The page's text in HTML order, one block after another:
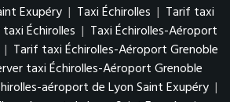
Exupéry | Taxi Échirolles | Tarif taxi
Échirolles | Taxi Échirolles-Aéroport
| Tarif taxi Échirolles-Aéroport Grenoble
taxi Échirolles-Aéroport Grenoble
aéroport de Lyon Saint Exupéry |